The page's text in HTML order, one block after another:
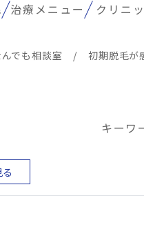
治療メニュー クリニ
でも相談室 / 初期脱毛が
キーワ